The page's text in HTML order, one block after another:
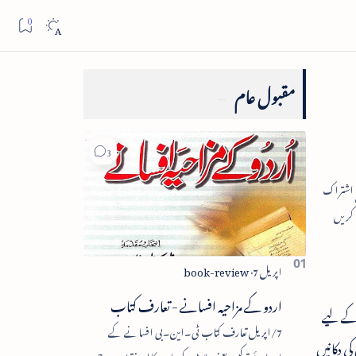
کے لیے
دکانیں
مقبول عام
اردو کے مزاحیہ افسانے - تعارف کتاب
7/اپریل تعارف کتاب ٹی۔این۔بی افسانے کے